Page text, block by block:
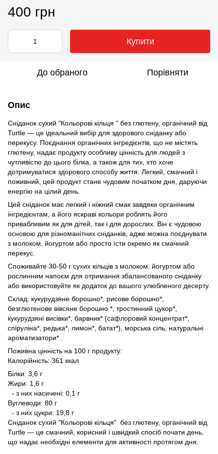
400 грн
Купити
До обраного Порівняти
Опис
Сніданок сухий "Кольорові кільця " без глютену, органічний від
Turtle — це ідеальний вибір для здорового сніданку або
перекусу. Поєднання органічних інгредієнтів, що не містять
глютену, надає продукту особливу цінність для людей з
чутливістю до цього білка, а також для тих, хто хоче
дотримуватися здорового способу життя. Легкий, смачний і
поживний, цей продукт стане чудовим початком дня, даруючи
енергію на цілий день.
Цей сніданок має легкий і ніжний смак завдяки органічним
інгредієнтам, а його яскраві кольори роблять його
привабливим як для дітей, так і для дорослих. Він є чудовою
основою для різноманітних сніданків, адже можна поєднувати
з молоком, йогуртом або просто їсти окремо як смачний
перекус.
Споживайте 30-50 г сухих кільців з молоком, йогуртом або
рослинним напоєм для отримання збалансованого сніданку
або використовуйте як додаток до вашого улюбленого десерту.
Склад: кукурудзяне борошно*, рисове борошно*,
безглютенове вівсяне борошно *, тростинний цукор*,
кукурудзяні висівки*, барвник* (сафлоровий концентрат*,
спіруліна*, редька*, лимон*, батат*), морська сіль, натуральні
ароматизатори* .
Поживна цінність на 100 г продукту:
Калорійність: 361 ккал
Білки: 3,6 г
Жири: 1,6 г
- з них насичені: 0,1 г
Вуглеводи: 80 г
- з них цукри: 19,8 г
Сніданок сухий "Кольорові кільця" без глютену, органічний від
Turtle — це смачний, корисний і швидкий спосіб почати день,
що надає необхідні елементи для активності протягом дня.